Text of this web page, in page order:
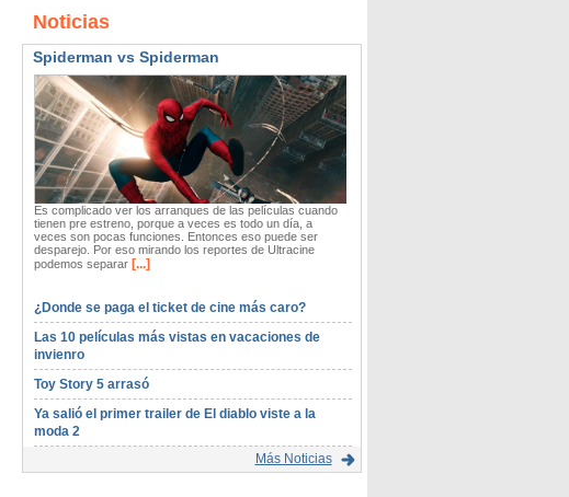
Noticias
Spiderman vs Spiderman
Es complicado ver los arranques de las películas cuando
tienen pre estreno, porque a veces es todo un día, a
veces son pocas funciones. Entonces eso puede ser
desparejo. Por eso mirando los reportes de Ultracine
podemos separar[...]
¿Donde se paga el ticket de cine más caro?
Las 10 películas más vistas en vacaciones de
invienro
Toy Story 5 arrasó
Ya salió el primer trailer de El diablo viste a la
moda 2
Más Noticias